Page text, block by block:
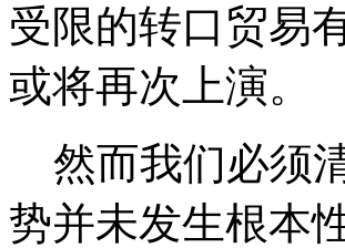
受限的转口贸易
或将再次上演。
然而我们必须
势并未发生根本